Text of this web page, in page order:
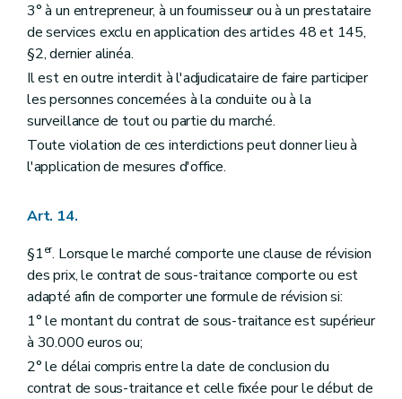
3° à un entrepreneur, à un fournisseur ou à un prestataire
de services exclu en application des articles 48 et 145,
§2, dernier alinéa.
Il est en outre interdit à l'adjudicataire de faire participer
les personnes concernées à la conduite ou à la
surveillance de tout ou partie du marché.
Toute violation de ces interdictions peut donner lieu à
l'application de mesures d'office.
Art. 14.
§1er. Lorsque le marché comporte une clause de révision
des prix, le contrat de sous-traitance comporte ou est
adapté afin de comporter une formule de révision si:
1° le montant du contrat de sous-traitance est supérieur
à 30.000 euros ou;
2° le délai compris entre la date de conclusion du
contrat de sous-traitance et celle fixée pour le début de